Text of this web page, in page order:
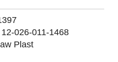
12-026-011-1468
Plast